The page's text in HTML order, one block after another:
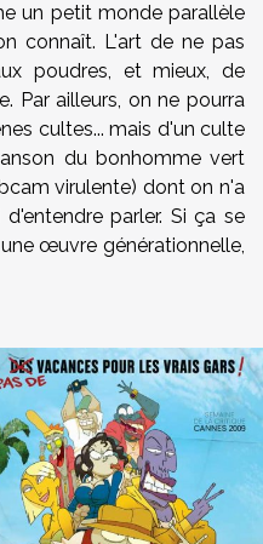
un petit monde parallèle
connaît. L'art de ne pas
poudres, et mieux, de
Par ailleurs, on ne pourra
cultes... mais d'un culte
du bonhomme vert
virulente) dont on n'a
parler. Si ça se
œuvre générationnelle,